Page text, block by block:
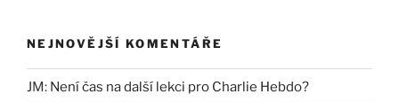
NEJNOVĚJŠÍ KOMENTÁŘE
JM: Není čas na další lekci pro Charlie Hebdo?